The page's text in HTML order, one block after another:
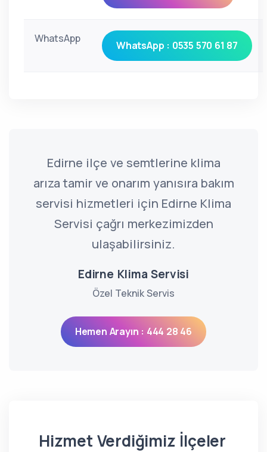
WhatsApp
WhatsApp : 0535 570 61 87
Edirne ilçe ve semtlerine klima
arıza tamir ve onarım yanısıra bakım
servisi hizmetleri için Edirne Klima
Servisi çağrı merkezimizden
ulaşabilirsiniz.
Edirne Klima Servisi
Özel Teknik Servis
Hemen Arayın : 444 28 46
Hizmet Verdiğimiz İlçeler